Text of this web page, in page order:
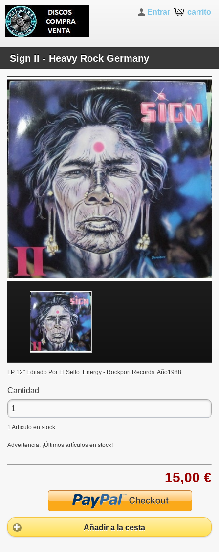
carrito
Entrar
Sign II - Heavy Rock Germany
LP 12" Editado Por El Sello Energy - Rockport Records. Año1988
Cantidad
1 Artículo en stock
Advertencia: ¡Últimos artículos en stock!
15,00 €
Añadir a la cesta